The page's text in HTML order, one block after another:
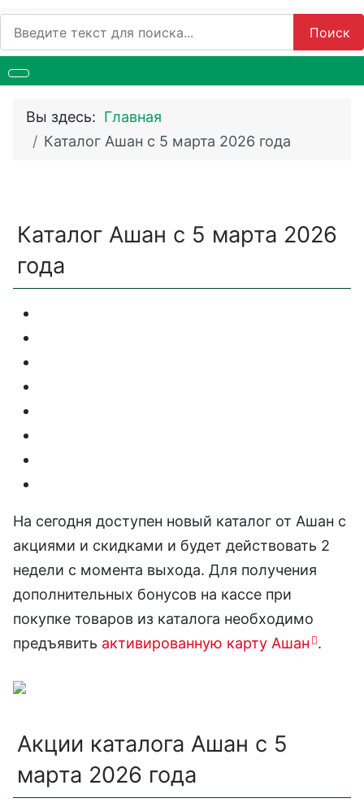
Поиск
Вы здесь: Главная
Каталог Ашан с 5 марта 2026 года
Каталог Ашан с 5 марта 2026
года
На сегодня доступен новый каталог от Ашан с
акциями и скидками и будет действовать 2
недели с момента выхода. Для получения
дополнительных бонусов на кассе при
покупке товаров из каталога необходимо
предъявить активированную карту Ашан .
Акции каталога Ашан с 5
марта 2026 года